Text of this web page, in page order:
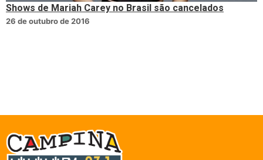
Shows de Mariah Carey no Brasil são cancelados
26 de outubro de 2016